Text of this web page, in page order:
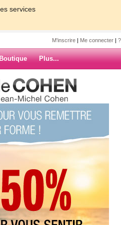
services
M'inscrire | Me connecter |
Plus...